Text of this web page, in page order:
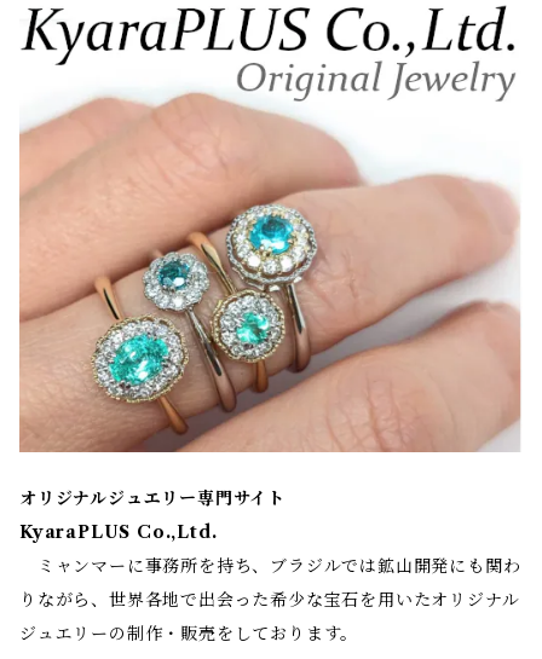
オリジナルジュエリー専門サイト
KyaraPLUS Co.,Ltd.
ミャンマーに事務所を持ち、ブラジルでは鉱山開発にも関わ
りながら、世界各地で出会った希少な宝石を用いたオリジナル
ジュエリーの制作・販売をしております。